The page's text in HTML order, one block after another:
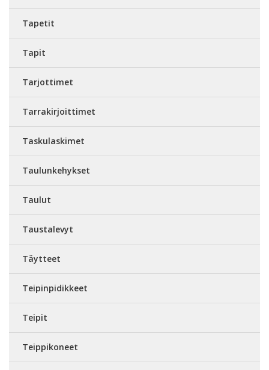
Tapetit
Tapit
Tarjottimet
Tarrakirjoittimet
Taskulaskimet
Taulunkehykset
Taulut
Taustalevyt
Täytteet
Teipinpidikkeet
Teipit
Teippikoneet